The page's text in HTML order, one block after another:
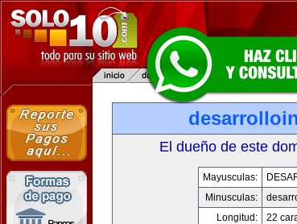
El dueño de este
Mayusculas:
Minusculas:
Longitud:
22